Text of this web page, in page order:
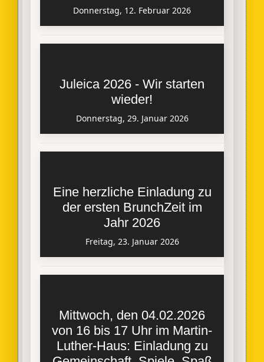
Donnerstag, 12. Februar 2026
Juleica 2026 - Wir starten
wieder!
Donnerstag, 29. Januar 2026
Eine herzliche Einladung zu
der ersten BrunchZeit im
Jahr 2026
Freitag, 23. Januar 2026
Mittwoch, den 04.02.2026
von 16 bis 17 Uhr im Martin-
Luther-Haus: Einladung zu